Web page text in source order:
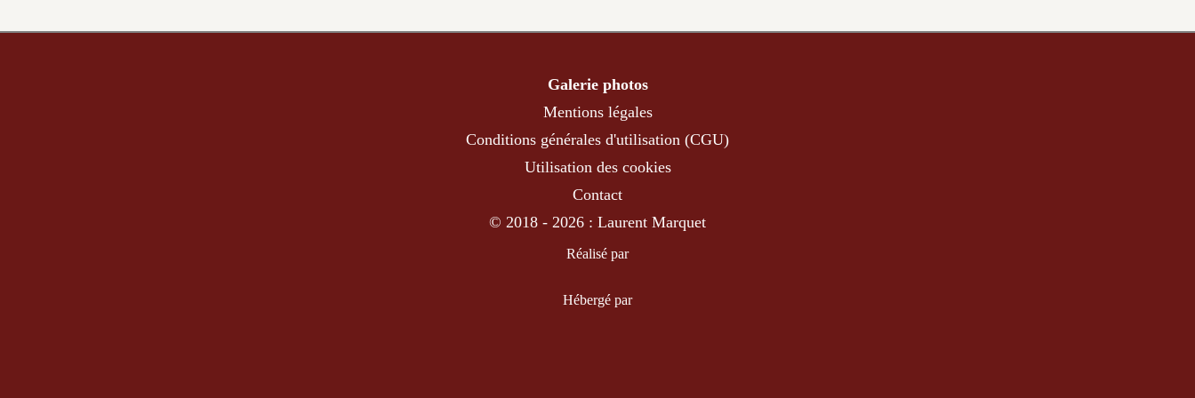
Galerie photos
Mentions légales
Conditions générales d'utilisation (CGU)
Utilisation des cookies
Contact
© 2018 - 2026 : Laurent Marquet
Réalisé par
Hébergé par